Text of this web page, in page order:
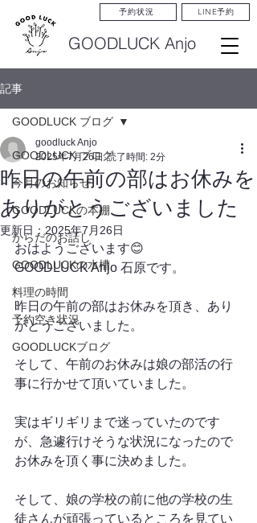
予約状況 LINE予約
GOODLUCK Anjo
記事
GOODLUCK ブログ
今月のお知らせ
GOODLUCKの本棚
からだのお話し
GOODLUCKの水槽
料理の時間
予約空き状況
GOODLUCKブログ
GOODLUCK ブログ
昨日の午前の部はお休みを
ありがとうございました
goodluck Anjo
2025年7月26日 読了時間: 2分
更新日： 2025年7月26日
おはようございます😊
GOODLUCK Anjo 石原です。
昨日の午前の部はお休みを頂き、あり
がとうございました。
そして、午前のお休みは娘の部活の行
事に行かせて頂いていました。
実はギリギリまで迷っていたのです
が、急遽行けそうな状況になったので
お休みを頂く事に決めました。
そして、娘の学校の前に他の学校の生
徒さんが頑張っているところを見てい